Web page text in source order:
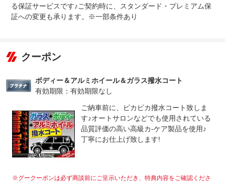
る保証サービスです♪ご契約時に、スタンダード・プレミアム保
証への変更も承ります。※一部条件あり
クーポン
ボディー＆アルミホイール＆ガラス撥水コート
有効期限：有効期限なし
ご納車前に、ピカピカ撥水コート致しま
す♪オートサロンなどでも使用されている
品質評価の高い高級カ-ケア製品を使用♪
丁寧にお仕上げ致します!
※グークーポンは必ず商談前にご呈示いただき、特典内容をご確認くださ